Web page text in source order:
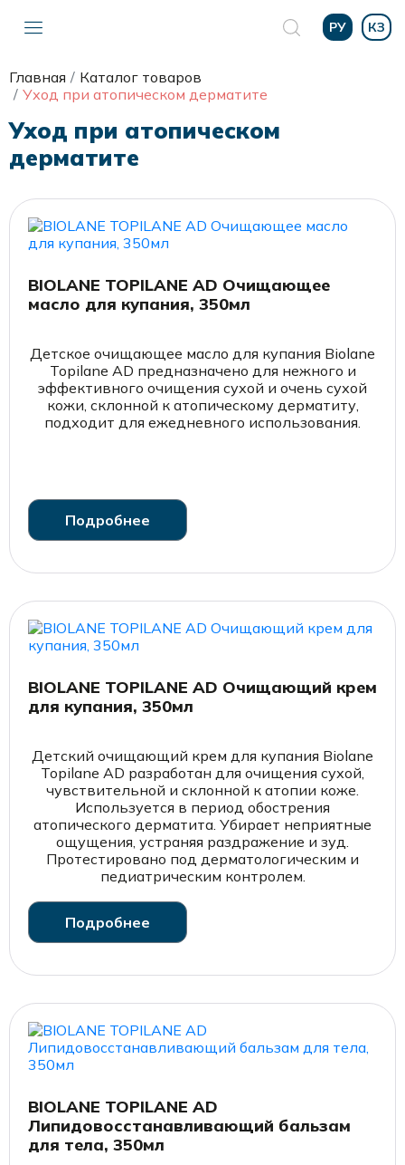
РУ КЗ
Главная
Каталог товаров
Уход при атопическом дерматите
Уход при атопическом
дерматите
BIOLANE TOPILANE AD Очищающее
масло для купания, 350мл
Детское очищающее масло для купания Biolane
Topilane AD предназначено для нежного и
эффективного очищения сухой и очень сухой
кожи, склонной к атопическому дерматиту,
подходит для ежедневного использования.
Подробнее
BIOLANE TOPILANE AD Очищающий крем
для купания, 350мл
Детский очищающий крем для купания Biolane
Topilane AD разработан для очищения сухой,
чувствительной и склонной к атопии коже.
Используется в период обострения
атопического дерматита. Убирает неприятные
ощущения, устраняя раздражение и зуд.
Протестировано под дерматологическим и
педиатрическим контролем.
Подробнее
BIOLANE TOPILANE AD
Липидовосстанавливающий бальзам
для тела, 350мл